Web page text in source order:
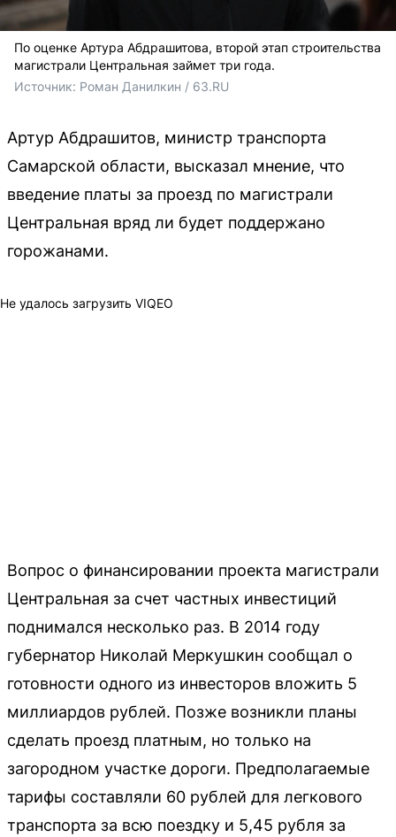
По оценке Артура Абдрашитова, второй этап строительства
магистрали Центральная займет три года.
Источник: Роман Данилкин / 63.RU
Артур Абдрашитов, министр транспорта
Самарской области, высказал мнение, что
введение платы за проезд по магистрали
Центральная вряд ли будет поддержано
горожанами.
Не удалось загрузить VIQEO
Вопрос о финансировании проекта магистрали
Центральная за счет частных инвестиций
поднимался несколько раз. В 2014 году
губернатор Николай Меркушкин сообщал о
готовности одного из инвесторов вложить 5
миллиардов рублей. Позже возникли планы
сделать проезд платным, но только на
загородном участке дороги. Предполагаемые
тарифы составляли 60 рублей для легкового
транспорта за всю поездку и 5,45 рубля за